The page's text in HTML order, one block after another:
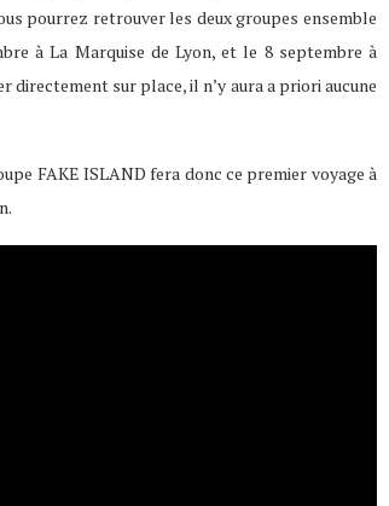
pourrez retrouver les deux groupes ensemble
à La Marquise de Lyon, et le 8 septembre à
sur place, il n’y aura a priori aucune
FAKE ISLAND fera donc ce premier voyage à